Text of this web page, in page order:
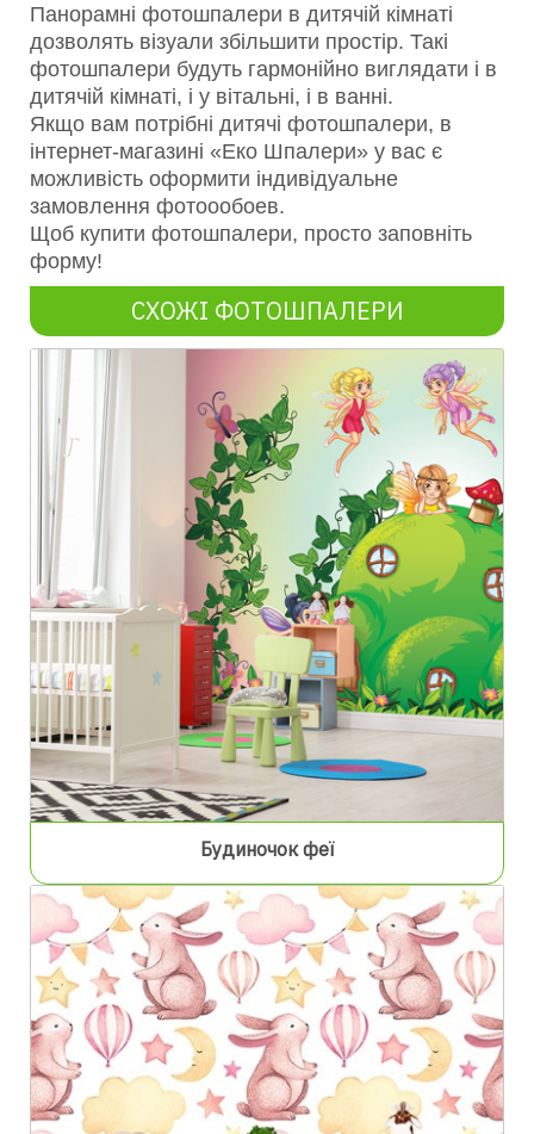
Панорамні фотошпалери в дитячій кімнаті
дозволять візуали збільшити простір. Такі
фотошпалери будуть гармонійно виглядати і в
дитячій кімнаті, і у вітальні, і в ванні.
Якщо вам потрібні дитячі фотошпалери, в
інтернет-магазині «Еко Шпалери» у вас є
можливість оформити індивідуальне
замовлення фотоообоев.
Щоб купити фотошпалери, просто заповніть
форму!
СХОЖІ ФОТОШПАЛЕРИ
Будиночок феї